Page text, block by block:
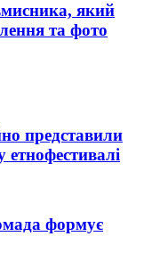
який
та фото
представили
формує